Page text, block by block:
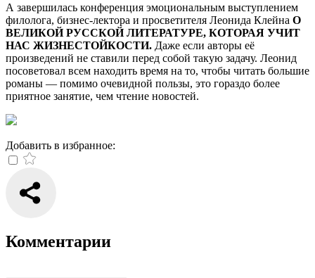
А завершилась конференция эмоциональным выступлением
филолога, бизнес-лектора и просветителя Леонида Клейна О
ВЕЛИКОЙ РУССКОЙ ЛИТЕРАТУРЕ, КОТОРАЯ УЧИТ
НАС ЖИЗНЕСТОЙКОСТИ. Даже если авторы её
произведений не ставили перед собой такую задачу. Леонид
посоветовал всем находить время на то, чтобы читать большие
романы — помимо очевидной пользы, это гораздо более
приятное занятие, чем чтение новостей.
Добавить в избранное:
Комментарии